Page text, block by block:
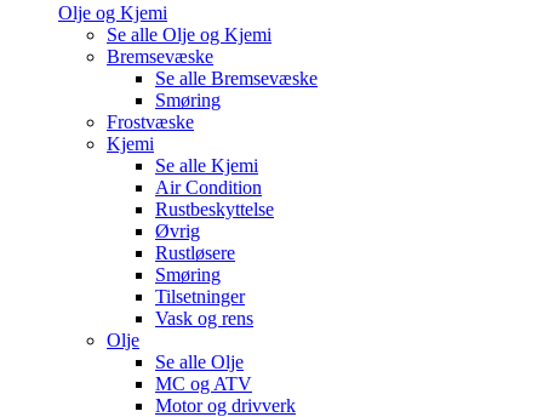
Olje og Kjemi
Se alle Olje og Kjemi
Bremsevæske
Se alle Bremsevæske
Smøring
Frostvæske
Kjemi
Se alle Kjemi
Air Condition
Rustbeskyttelse
Øvrig
Rustløsere
Smøring
Tilsetninger
Vask og rens
Olje
Se alle Olje
MC og ATV
Motor og drivverk